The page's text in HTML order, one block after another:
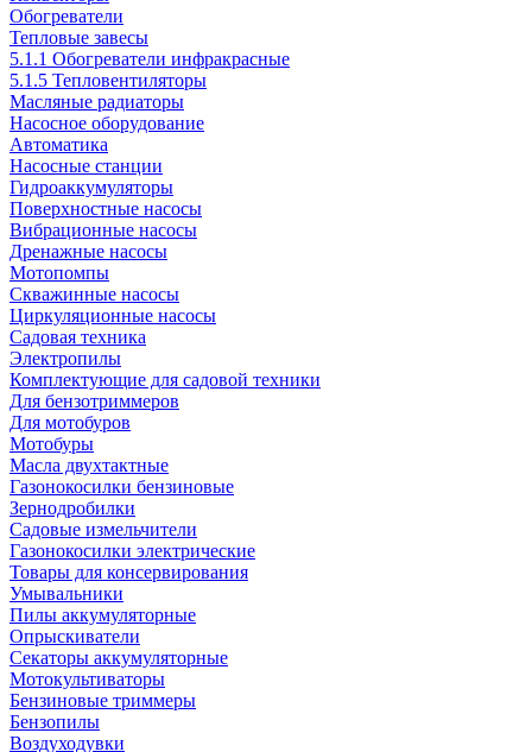
Обогреватели
Тепловые завесы
5.1.1 Обогреватели инфракрасные
5.1.5 Тепловентиляторы
Масляные радиаторы
Насосное оборудование
Автоматика
Насосные станции
Гидроаккумуляторы
Поверхностные насосы
Вибрационные насосы
Дренажные насосы
Мотопомпы
Скважинные насосы
Циркуляционные насосы
Садовая техника
Электропилы
Комплектующие для садовой техники
Для бензотриммеров
Для мотобуров
Мотобуры
Масла двухтактные
Газонокосилки бензиновые
Зернодробилки
Садовые измельчители
Газонокосилки электрические
Товары для консервирования
Умывальники
Пилы аккумуляторные
Опрыскиватели
Секаторы аккумуляторные
Мотокультиваторы
Бензиновые триммеры
Бензопилы
Воздуходувки